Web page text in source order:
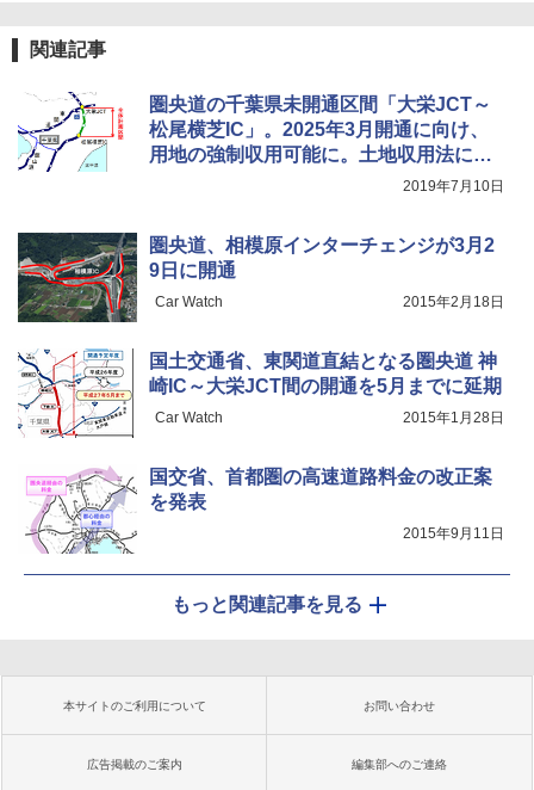
関連記事
圏央道の千葉県未開通区間「大栄JCT～
松尾横芝IC」。2025年3月開通に向け、
用地の強制収用可能に。土地収用法に基
2019年7月10日
圏央道、相模原インターチェンジが3月2
9日に開通
Car Watch 2015年2月18日
国土交通省、東関道直結となる圏央道 神
崎IC～大栄JCT間の開通を5月までに延期
Car Watch 2015年1月28日
国交省、首都圏の高速道路料金の改正案
を発表
2015年9月11日
もっと関連記事を見る
本サイトのご利用について お問い合わせ
広告掲載のご案内 編集部へのご連絡